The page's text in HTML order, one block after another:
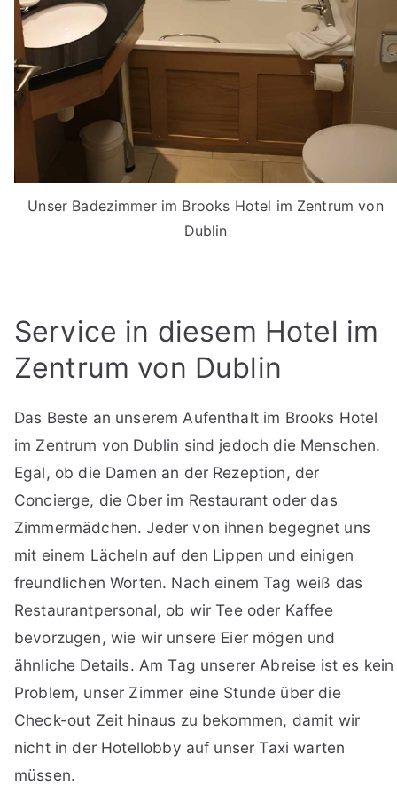
Unser Badezimmer im Brooks Hotel im Zentrum von
Dublin
Service in diesem Hotel im
Zentrum von Dublin
Das Beste an unserem Aufenthalt im Brooks Hotel
im Zentrum von Dublin sind jedoch die Menschen.
Egal, ob die Damen an der Rezeption, der
Concierge, die Ober im Restaurant oder das
Zimmermädchen. Jeder von ihnen begegnet uns
mit einem Lächeln auf den Lippen und einigen
freundlichen Worten. Nach einem Tag weiß das
Restaurantpersonal, ob wir Tee oder Kaffee
bevorzugen, wie wir unsere Eier mögen und
ähnliche Details. Am Tag unserer Abreise ist es kein
Problem, unser Zimmer eine Stunde über die
Check-out Zeit hinaus zu bekommen, damit wir
nicht in der Hotellobby auf unser Taxi warten
müssen.